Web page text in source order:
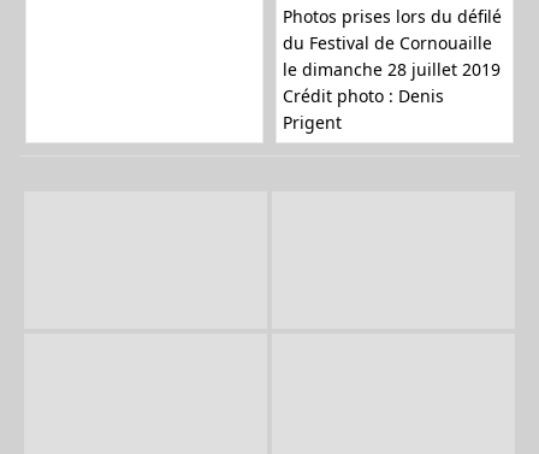
Photos prises lors du défilé
du Festival de Cornouaille
le dimanche 28 juillet 2019
Crédit photo : Denis
Prigent